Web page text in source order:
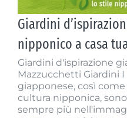
Giardini
nipponico a casa
Giardini d'ispirazione
Mazzucchetti Giardini
giapponese, così
cultura nipponica,
sempre più